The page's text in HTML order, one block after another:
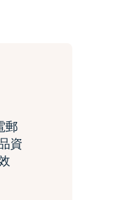
郵
資